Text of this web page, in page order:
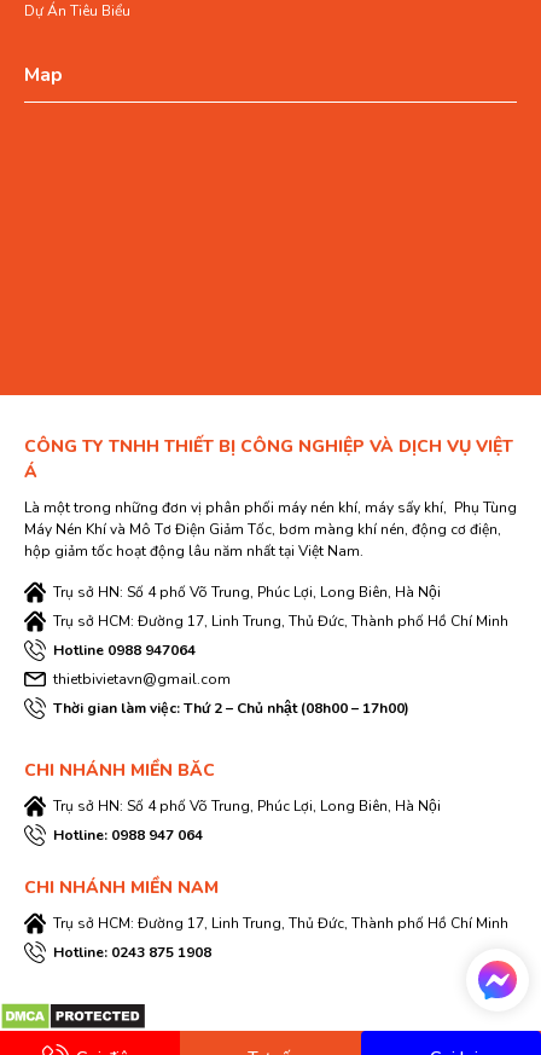
Dự Án Tiêu Biểu
Map
CÔNG TY TNHH THIẾT BỊ CÔNG NGHIỆP VÀ DỊCH VỤ VIỆT
Á
Là một trong những đơn vị phân phối máy nén khí, máy sấy khí, Phụ Tùng
Máy Nén Khí và Mô Tơ Điện Giảm Tốc, bơm màng khí nén, động cơ điện,
hộp giảm tốc hoạt động lâu năm nhất tại Việt Nam.
Trụ sở HN: Số 4 phố Võ Trung, Phúc Lợi, Long Biên, Hà Nội
Trụ sở HCM: Đường 17, Linh Trung, Thủ Đức, Thành phố Hồ Chí Minh
Hotline 0988 947064
thietbivietavn@gmail.com
Thời gian làm việc: Thứ 2 – Chủ nhật (08h00 – 17h00)
CHI NHÁNH MIỀN BĂC
Trụ sở HN: Số 4 phố Võ Trung, Phúc Lợi, Long Biên, Hà Nội
Hotline: 0988 947 064
CHI NHÁNH MIỀN NAM
Trụ sở HCM: Đường 17, Linh Trung, Thủ Đức, Thành phố Hồ Chí Minh
Hotline: 0243 875 1908